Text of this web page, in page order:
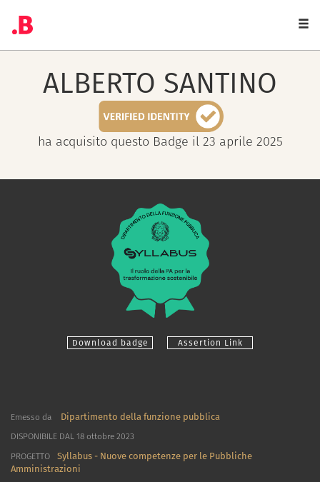
ALBERTO SANTINO
ha acquisito questo Badge il 23 aprile 2025
Download badge Assertion Link
Emesso da Dipartimento della funzione pubblica
DISPONIBILE DAL 18 ottobre 2023
PROGETTO
Syllabus - Nuove competenze per le Pubbliche
Amministrazioni